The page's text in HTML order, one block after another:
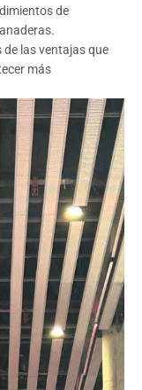
de
las ventajas que
más